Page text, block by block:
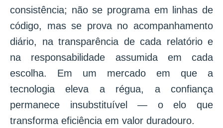
consistência; não se programa em linhas de
código, mas se prova no acompanhamento
diário, na transparência de cada relatório e
na responsabilidade assumida em cada
escolha. Em um mercado em que a
tecnologia eleva a régua, a confiança
permanece insubstituível — o elo que
transforma eficiência em valor duradouro.